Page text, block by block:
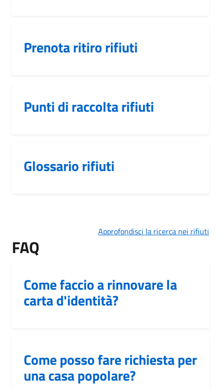
Prenota ritiro rifiuti
Punti di raccolta rifiuti
Glossario rifiuti
Approfondisci la ricerca nei rifiuti
FAQ
Come faccio a rinnovare la
carta d'identità?
Come posso fare richiesta per
una casa popolare?